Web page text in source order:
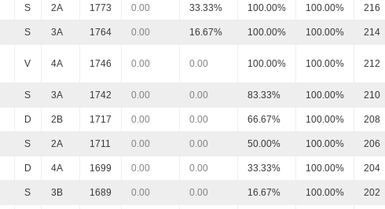
S 2A 1773 0.00 33.33% 100.00% 100.00% 216
S 3A 1764 0.00 16.67% 100.00% 100.00% 214
V 4A 1746 0.00 0.00 100.00% 100.00% 212
S 3A 1742 0.00 0.00 83.33% 100.00% 210
D 2B 1717 0.00 0.00 66.67% 100.00% 208
S 2A 1711 0.00 0.00 50.00% 100.00% 206
D 4A 1699 0.00 0.00 33.33% 100.00% 204
S 3B 1689 0.00 0.00 16.67% 100.00% 202